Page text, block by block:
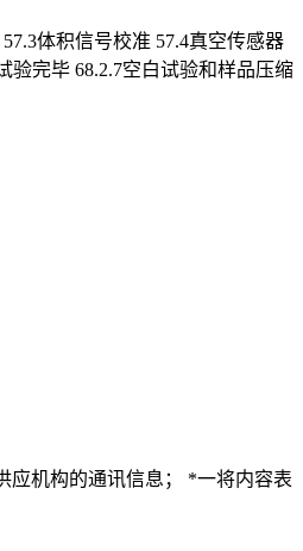
体积信号校准 57.4真空传感器
验完毕 68.2.7空白试验和样品压缩
应机构的通讯信息； *一将内容表